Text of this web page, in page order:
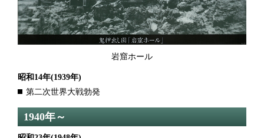
岩窟ホール
昭和14年(1939年)
第二次世界大戦勃発
1940年～